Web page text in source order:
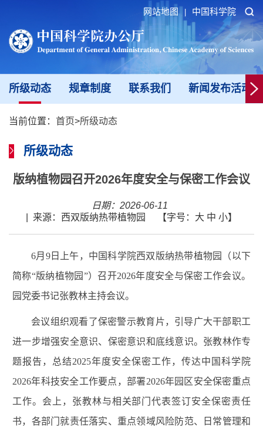
网站地图 中国科学院
所级动态 规章制度 联系我们 新闻发布活动
当前位置： 首页>所级动态
所级动态
版纳植物园召开2026年度安全与保密工作会议
日期：2026-06-11
来源：西双版纳热带植物园 【字号： 大 中 小】
6月9日上午，中国科学院西双版纳热带植物园（以下
简称“版纳植物园”）召开2026年度安全与保密工作会议。
园党委书记张教林主持会议。
会议组织观看了保密警示教育片，引导广大干部职工
进一步增强安全意识、保密意识和底线意识。张教林作专
题报告，总结2025年度安全保密工作，传达中国科学院
2026年科技安全工作要点，部署2026年园区安全保密重点
工作。会上，张教林与相关部门代表签订安全保密责任
书，各部门就责任落实、重点领域风险防范、日常管理和